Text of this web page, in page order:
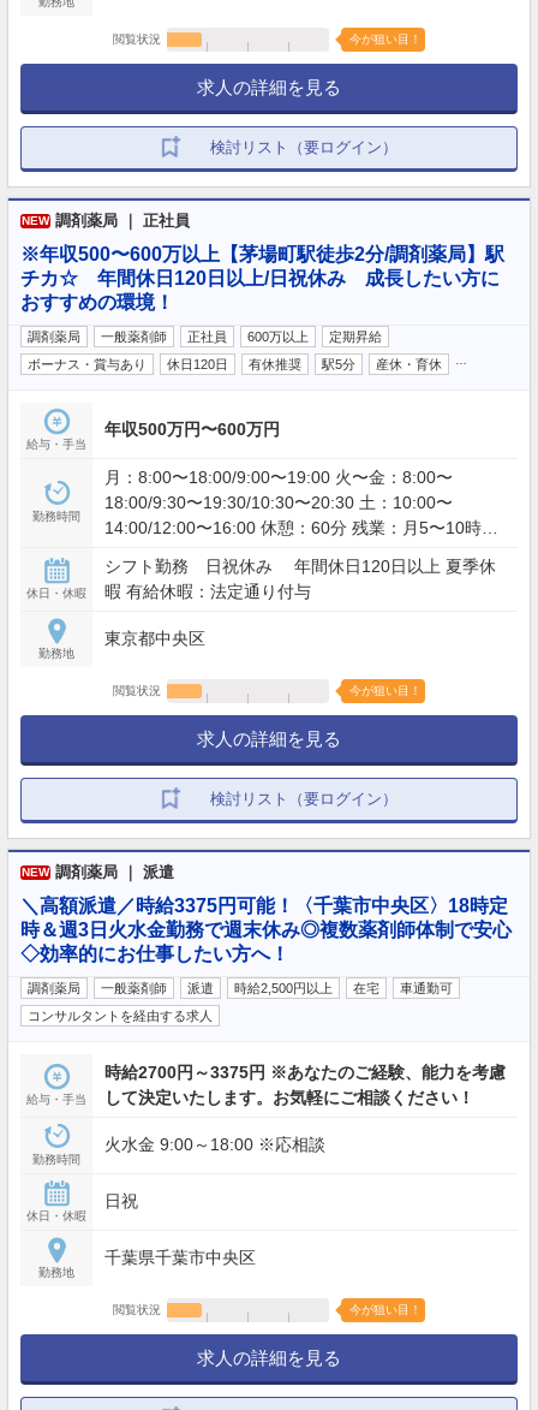
閲覧状況 今が狙い目！
求人の詳細を見る
検討リスト（要ログイン）
NEW 調剤薬局 ｜ 正社員
※年収500〜600万以上【茅場町駅徒歩2分/調剤薬局】駅
チカ☆ 年間休日120日以上/日祝休み 成長したい方に
おすすめの環境！
調剤薬局 一般薬剤師 正社員 600万以上
定期昇給
ボーナス・賞与あり
休日120日 有休推奨 駅5分 産休・育休
給与・手当
年収500万円〜600万円
勤務時間
月：8:00〜18:00/9:00〜19:00 火〜金：8:00〜
18:00/9:30〜19:30/10:30〜20:30 土：10:00〜
14:00/12:00〜16:00 休憩：60分 残業：月5〜10時間
休日・休暇
シフト勤務 日祝休み 年間休日120日以上 夏季休
暇 有給休暇：法定通り付与
勤務地
東京都中央区
閲覧状況 今が狙い目！
求人の詳細を見る
検討リスト（要ログイン）
NEW 調剤薬局 ｜ 派遣
＼高額派遣／時給3375円可能！〈千葉市中央区〉18時定
時＆週3日火水金勤務で週末休み◎複数薬剤師体制で安心
◇効率的にお仕事したい方へ！
調剤薬局 一般薬剤師 派遣 時給2,500円以上 在宅
車通勤可
コンサルタントを経由する求人
給与・手当
時給2700円～3375円 ※あなたのご経験、能力を考慮
して決定いたします。お気軽にご相談ください！
勤務時間
火水金 9:00～18:00 ※応相談
休日・休暇
日祝
勤務地
千葉県千葉市中央区
閲覧状況 今が狙い目！
求人の詳細を見る